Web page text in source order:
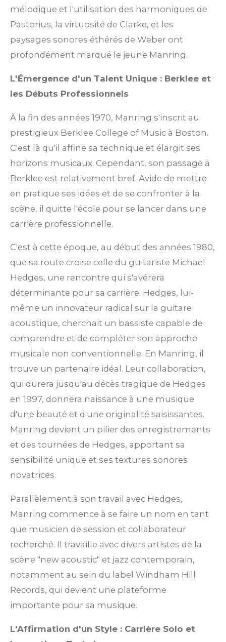
mélodique et l'utilisation des harmoniques de
Pastorius, la virtuosité de Clarke, et les
paysages sonores éthérés de Weber ont
profondément marqué le jeune Manring.
L'Émergence d'un Talent Unique : Berklee et
les Débuts Professionnels
À la fin des années 1970, Manring s'inscrit au
prestigieux Berklee College of Music à Boston.
C'est là qu'il affine sa technique et élargit ses
horizons musicaux. Cependant, son passage à
Berklee est relativement bref. Avide de mettre
en pratique ses idées et de se confronter à la
scène, il quitte l'école pour se lancer dans une
carrière professionnelle.
C'est à cette époque, au début des années 1980,
que sa route croise celle du guitariste Michael
Hedges, une rencontre qui s'avérera
déterminante pour sa carrière. Hedges, lui-
même un innovateur radical sur la guitare
acoustique, cherchait un bassiste capable de
comprendre et de compléter son approche
musicale non conventionnelle. En Manring, il
trouve un partenaire idéal. Leur collaboration,
qui durera jusqu'au décès tragique de Hedges
en 1997, donnera naissance à une musique
d'une beauté et d'une originalité saisissantes.
Manring devient un pilier des enregistrements
et des tournées de Hedges, apportant sa
sensibilité unique et ses textures sonores
novatrices.
Parallèlement à son travail avec Hedges,
Manring commence à se faire un nom en tant
que musicien de session et collaborateur
recherché. Il travaille avec divers artistes de la
scène "new acoustic" et jazz contemporain,
notamment au sein du label Windham Hill
Records, qui devient une plateforme
importante pour sa musique.
L'Affirmation d'un Style : Carrière Solo et